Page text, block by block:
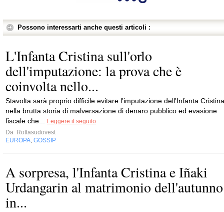
Possono interessarti anche questi articoli :
L'Infanta Cristina sull'orlo
dell'imputazione: la prova che è
coinvolta nello...
Stavolta sarà proprio difficile evitare l'imputazione dell'Infanta Cristina
nella brutta storia di malversazione di denaro pubblico ed evasione
fiscale che...
Leggere il seguito
Da Rottasudovest
EUROPA GOSSIP
A sorpresa, l'Infanta Cristina e Iñaki
Urdangarin al matrimonio dell'autunno
in...